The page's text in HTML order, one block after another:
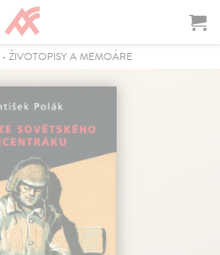
- ŽIVOTOPISY A MEMOÁRE